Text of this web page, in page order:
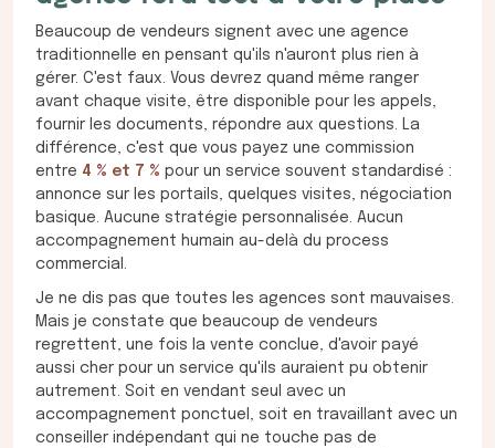
Beaucoup de vendeurs signent avec une agence
traditionnelle en pensant qu'ils n'auront plus rien à
gérer. C'est faux. Vous devrez quand même ranger
avant chaque visite, être disponible pour les appels,
fournir les documents, répondre aux questions. La
différence, c'est que vous payez une commission
entre 4 % et 7 % pour un service souvent standardisé :
annonce sur les portails, quelques visites, négociation
basique. Aucune stratégie personnalisée. Aucun
accompagnement humain au-delà du process
commercial.
Je ne dis pas que toutes les agences sont mauvaises.
Mais je constate que beaucoup de vendeurs
regrettent, une fois la vente conclue, d'avoir payé
aussi cher pour un service qu'ils auraient pu obtenir
autrement. Soit en vendant seul avec un
accompagnement ponctuel, soit en travaillant avec un
conseiller indépendant qui ne touche pas de